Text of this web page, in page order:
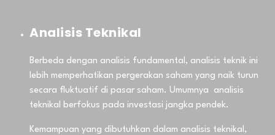
Analisis Teknikal
Berbeda dengan analisis fundamental, analisis teknik ini
lebih memperhatikan pergerakan saham yang naik turun
secara fluktuatif di pasar saham. Umumnya analisis
teknikal berfokus pada investasi jangka pendek.
Kemampuan yang dibutuhkan dalam analisis teknikal,